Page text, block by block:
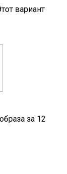
вариант
за 12